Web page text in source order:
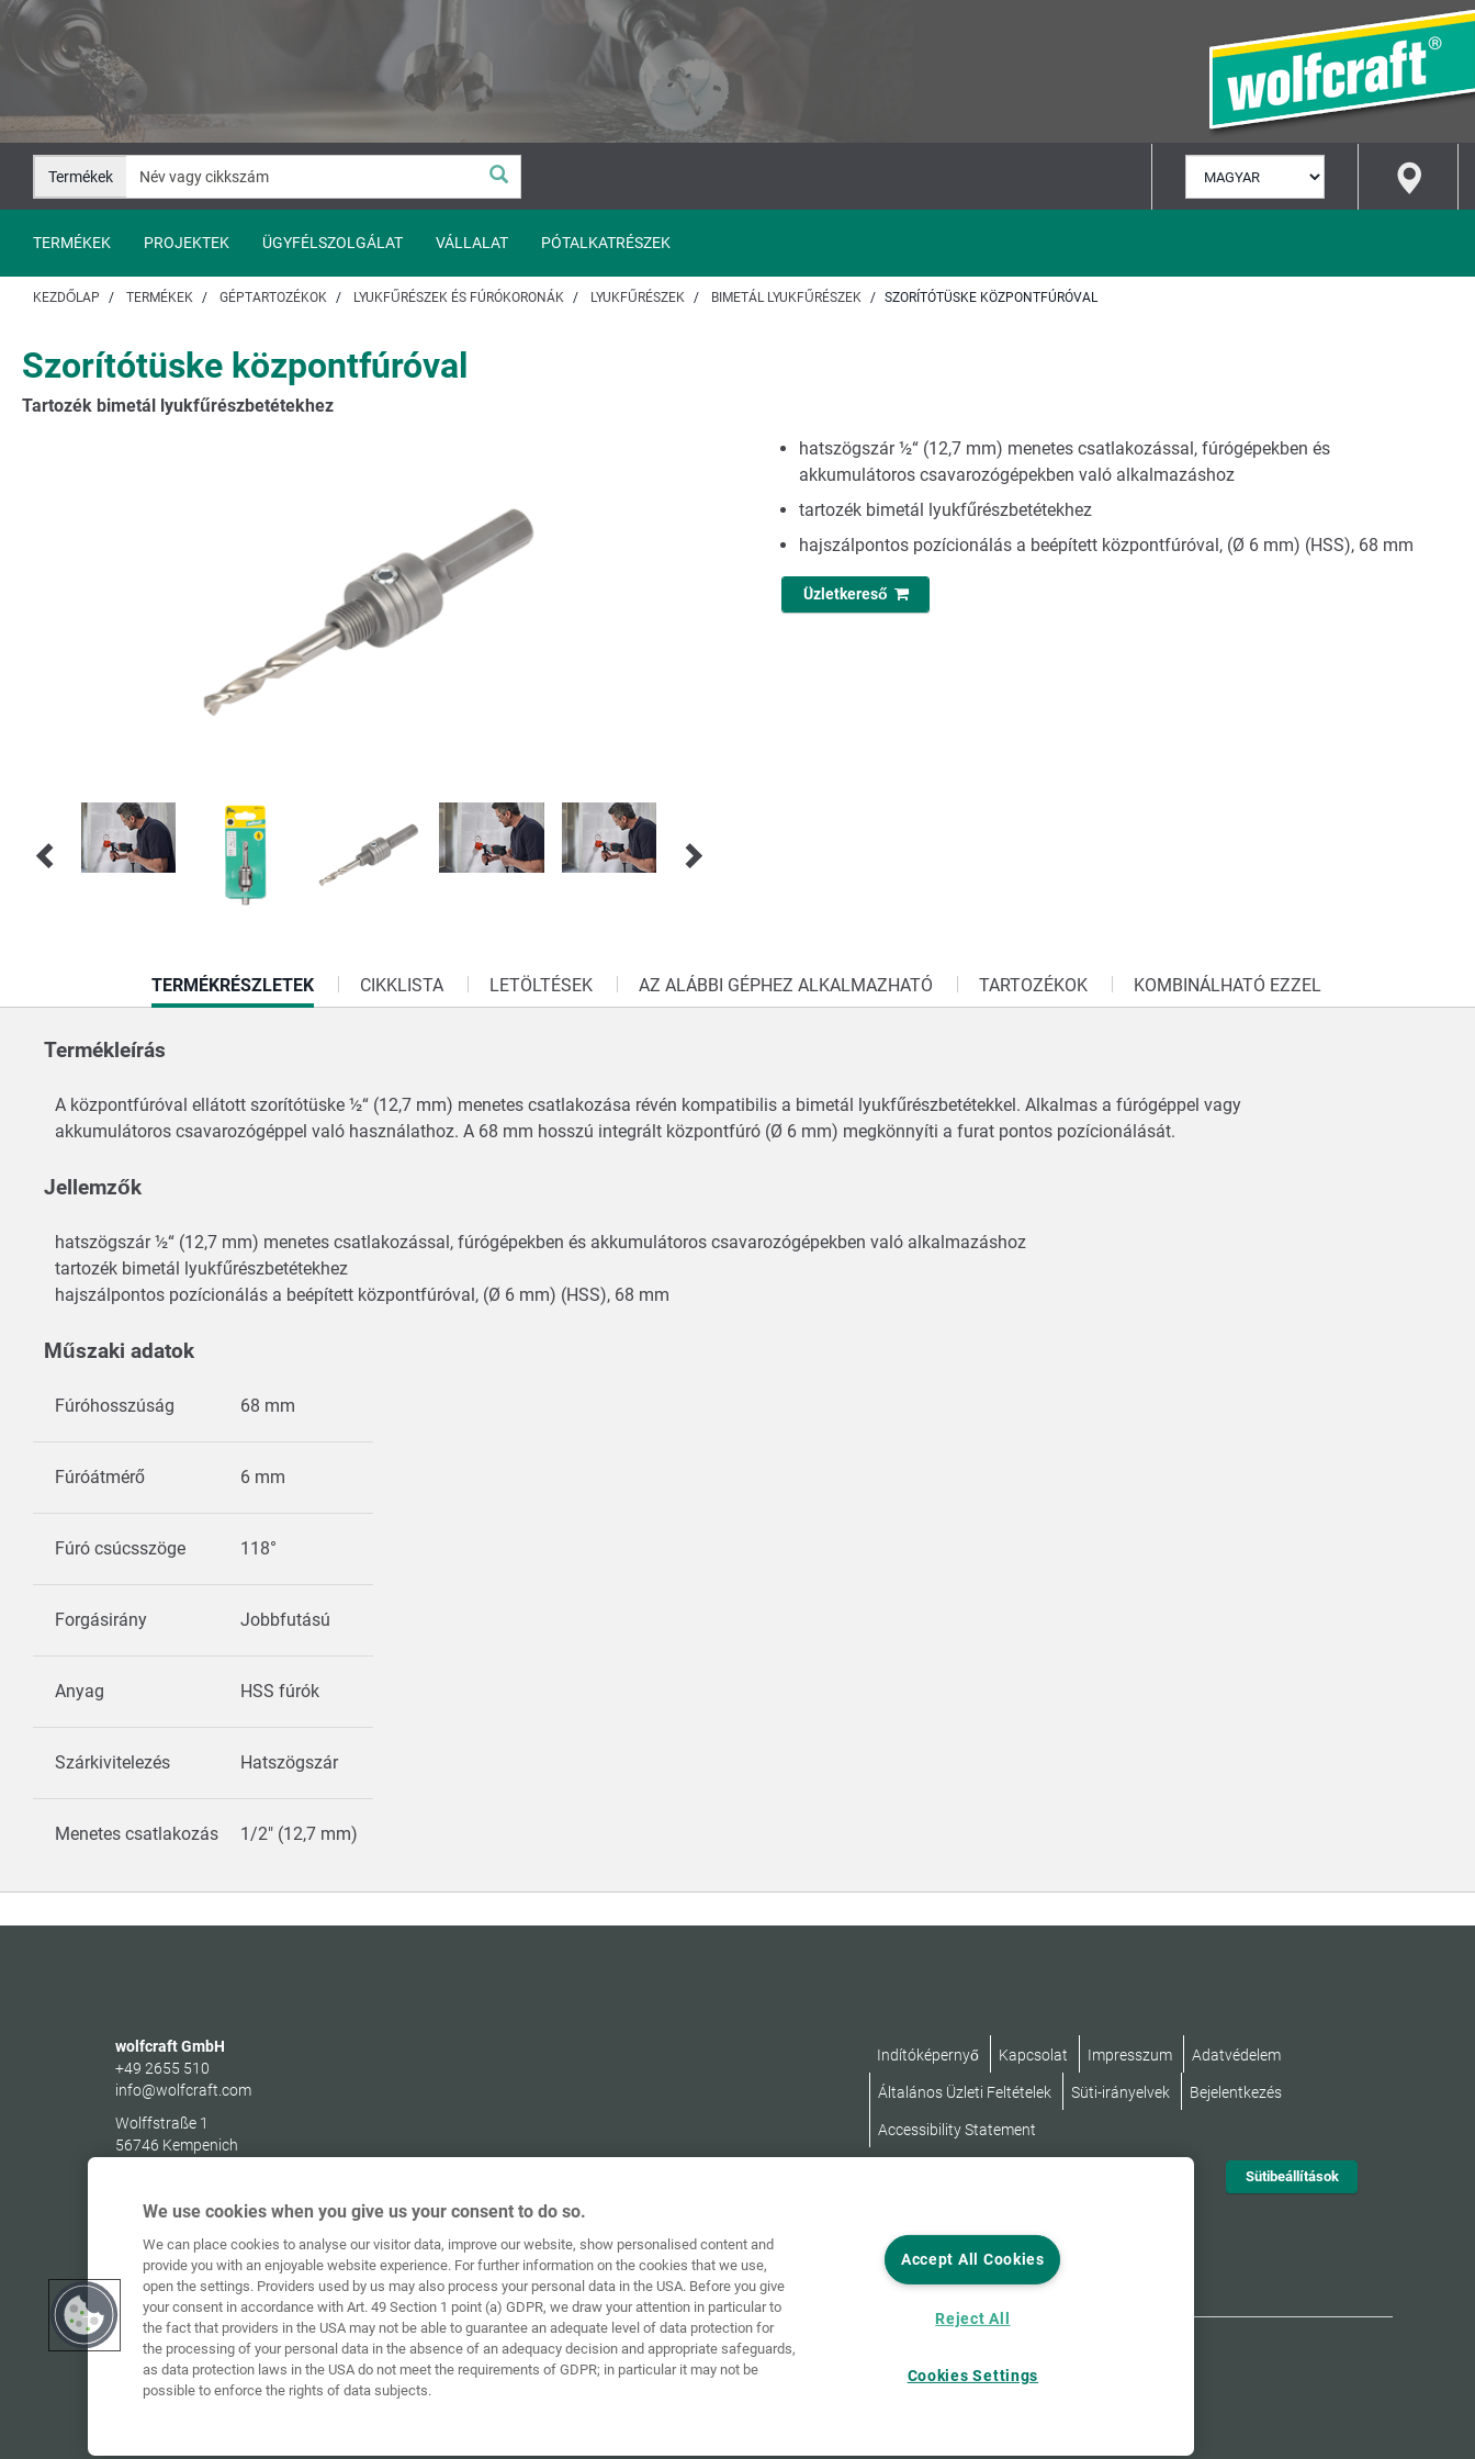
Ugrás
tartalomhoz
Ugrás
navigációhoz
Termékek
KIVÁLASZTÁSA
TERMÉKEK PROJEKTEK ÜGYFÉLSZOLGÁLAT VÁLLALAT PÓTALKATRÉSZEK
KEZDŐLAP TERMÉKEK GÉPTARTOZÉKOK LYUKFŰRÉSZEK ÉS FÚRÓKORONÁK LYUKFŰRÉSZEK BIMETÁL LYUKFŰRÉSZEK SZORÍTÓTÜSKE KÖZPONTFÚRÓVAL
Szorítótüske központfúróval
Tartozék bimetál lyukfűrészbetétekhez
hatszögszár ½“ (12,7 mm) menetes csatlakozással, fúrógépekben és
akkumulátoros csavarozógépekben való alkalmazáshoz
tartozék bimetál lyukfűrészbetétekhez
hajszálpontos pozícionálás a beépített központfúróval, (Ø 6 mm) (HSS), 68 mm
Üzletkereső
CURRENT
TAB:
TERMÉKRÉSZLETEK CIKKLISTA LETÖLTÉSEK AZ ALÁBBI GÉPHEZ ALKALMAZHATÓ TARTOZÉKOK KOMBINÁLHATÓ EZZEL
Termékleírás
A központfúróval ellátott szorítótüske ½“ (12,7 mm) menetes csatlakozása révén kompatibilis a bimetál lyukfűrészbetétekkel. Alkalmas a fúrógéppel vagy
akkumulátoros csavarozógéppel való használathoz. A 68 mm hosszú integrált központfúró (Ø 6 mm) megkönnyíti a furat pontos pozícionálását.
Jellemzők
hatszögszár ½“ (12,7 mm) menetes csatlakozással, fúrógépekben és akkumulátoros csavarozógépekben való alkalmazáshoz
tartozék bimetál lyukfűrészbetétekhez
hajszálpontos pozícionálás a beépített központfúróval, (Ø 6 mm) (HSS), 68 mm
Műszaki adatok
Fúróhosszúság 68 mm
Fúróátmérő 6 mm
Fúró csúcsszöge 118°
Forgásirány Jobbfutású
Anyag HSS fúrók
Szárkivitelezés Hatszögszár
Menetes csatlakozás 1/2" (12,7 mm)
wolfcraft GmbH
+49 2655 510
info@wolfcraft.com
Wolffstraße 1
56746 Kempenich
Indítóképernyő Kapcsolat Impresszum Adatvédelem
Általános Üzleti Feltételek Süti-irányelvek Bejelentkezés
Accessibility Statement
Sütibeállítások
We use cookies when you give us your consent to do so.
We can place cookies to analyse our visitor data, improve our website, show personalised content and
provide you with an enjoyable website experience. For further information on the cookies that we use,
open the settings. Providers used by us may also process your personal data in the USA. Before you give
your consent in accordance with Art. 49 Section 1 point (a) GDPR, we draw your attention in particular to
the fact that providers in the USA may not be able to guarantee an adequate level of data protection for
the processing of your personal data in the absence of an adequacy decision and appropriate safeguards,
as data protection laws in the USA do not meet the requirements of GDPR; in particular it may not be
possible to enforce the rights of data subjects.
Accept All Cookies
Reject All
Cookies Settings